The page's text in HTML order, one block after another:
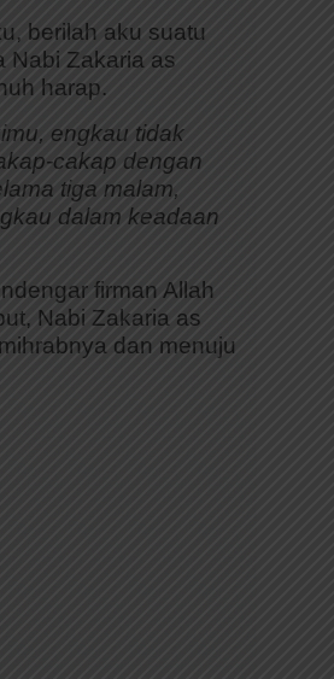
berilah aku suatu
Nabi Zakaria as
harap.
engkau tidak
cakap dengan
tiga malam,
dalam keadaan
firman Allah
Nabi Zakaria as
dan menuju